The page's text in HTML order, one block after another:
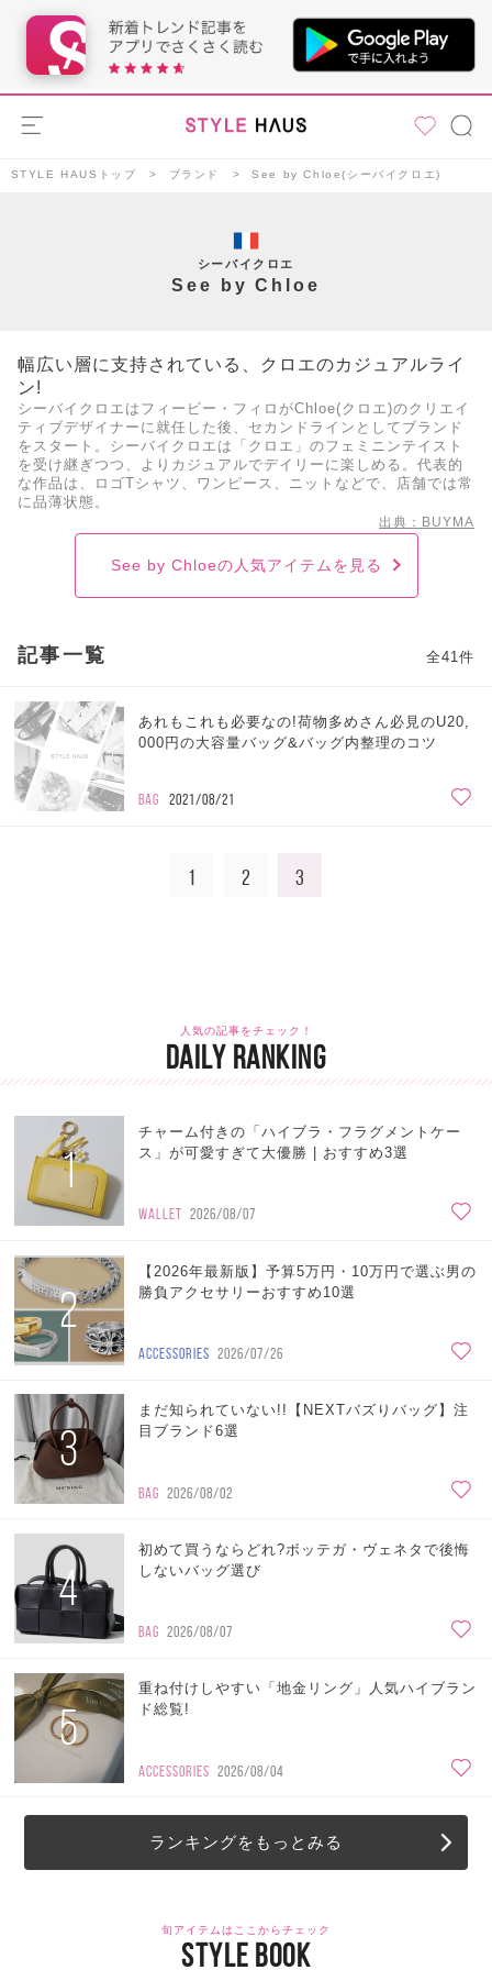
STYLE HAUSトップ ブランド See by Chloe(シーバイクロエ)
シーバイクロエ
See by Chloe
幅広い層に支持されている、クロエのカジュアルライ
ン!
シーバイクロエはフィービー・フィロがChloe(クロエ)のクリエイ
ティブデザイナーに就任した後、セカンドラインとしてブランド
をスタート。シーバイクロエは「クロエ」のフェミニンテイスト
を受け継ぎつつ、よりカジュアルでデイリーに楽しめる。代表的
な作品は、ロゴTシャツ、ワンピース、ニットなどで、店舗では常
に品薄状態。
出典：BUYMA
See by Chloeの人気アイテムを見る
記事一覧 全41件
あれもこれも必要なの!荷物多めさん必見のU20,
000円の大容量バッグ&バッグ内整理のコツ
BAG 2021/08/21
1 2 3
人気の記事をチェック！
DAILY RANKING
1
チャーム付きの「ハイブラ・フラグメントケー
ス」が可愛すぎて大優勝 | おすすめ3選
WALLET 2026/08/07
2
【2026年最新版】予算5万円・10万円で選ぶ男の
勝負アクセサリーおすすめ10選
ACCESSORIES 2026/07/26
3
まだ知られていない!!【NEXTバズりバッグ】注
目ブランド6選
BAG 2026/08/02
4
初めて買うならどれ?ボッテガ・ヴェネタで後悔
しないバッグ選び
BAG 2026/08/07
5
重ね付けしやすい「地金リング」人気ハイブラン
ド総覧!
ACCESSORIES 2026/08/04
ランキングをもっとみる
旬アイテムはここからチェック
STYLE BOOK